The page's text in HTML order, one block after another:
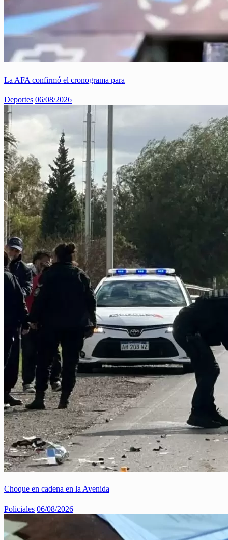
La AFA confirmó el cronograma para
Deportes 06/08/2026
Choque en cadena en la Avenida
Policiales 06/08/2026